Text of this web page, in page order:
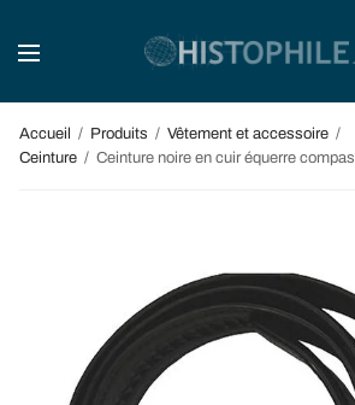
Accueil / Produits / Vêtement et accessoire /
Ceinture / Ceinture noire en cuir équerre compas